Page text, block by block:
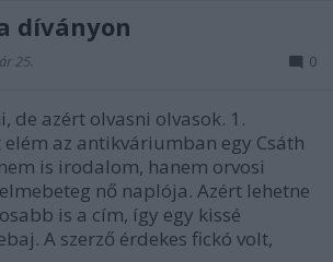
díványon
25. 0
de azért olvasni olvasok. 1.
az antikváriumban egy Csáth
is irodalom, hanem orvosi
nő naplója. Azért lehetne
is a cím, így egy kissé
A szerző érdekes fickó volt,